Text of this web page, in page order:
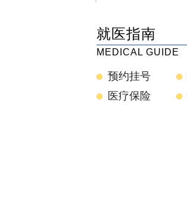
就医指南
MEDICAL GUIDE
预约挂号
医疗保险